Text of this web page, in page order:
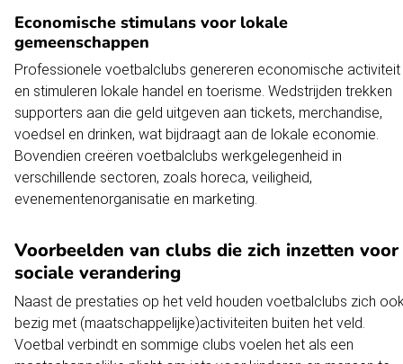
Economische stimulans voor lokale
gemeenschappen
Professionele voetbalclubs genereren economische activiteit
en stimuleren lokale handel en toerisme. Wedstrijden trekken
supporters aan die geld uitgeven aan tickets, merchandise,
voedsel en drinken, wat bijdraagt aan de lokale economie.
Bovendien creëren voetbalclubs werkgelegenheid in
verschillende sectoren, zoals horeca, veiligheid,
evenementenorganisatie en marketing.
Voorbeelden van clubs die zich inzetten voor
sociale verandering
Naast de prestaties op het veld houden voetbalclubs zich
bezig met (maatschappelijke)activiteiten buiten het veld.
Voetbal verbindt en sommige clubs voelen het als een